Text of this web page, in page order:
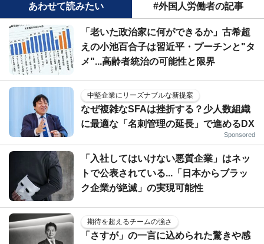
あわせて読みたい #外国人労働者の記事
「老いた政治家に何ができるか」古希超
えの小池百合子は習近平・プーチンと"タ
メ"...高齢者統治の可能性と限界
中堅企業にリーズナブルな新提案
なぜ複雑なSFAは挫折する？少人数組織
に最適な「名刺管理の延長」で進めるDX
Sponsored
「入社してはいけない悪質企業」はネッ
トで公表されている...「日本からブラッ
ク企業が絶滅」の実現可能性
期待を超えるチームの強さ
「さすが」の一言に込められた驚きや感